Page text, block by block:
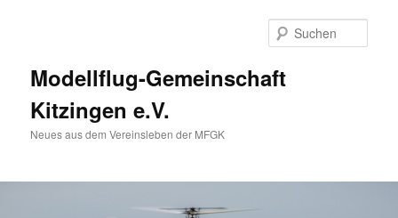
Modellflug-Gemeinschaft
Kitzingen e.V.
Neues aus dem Vereinsleben der MFGK